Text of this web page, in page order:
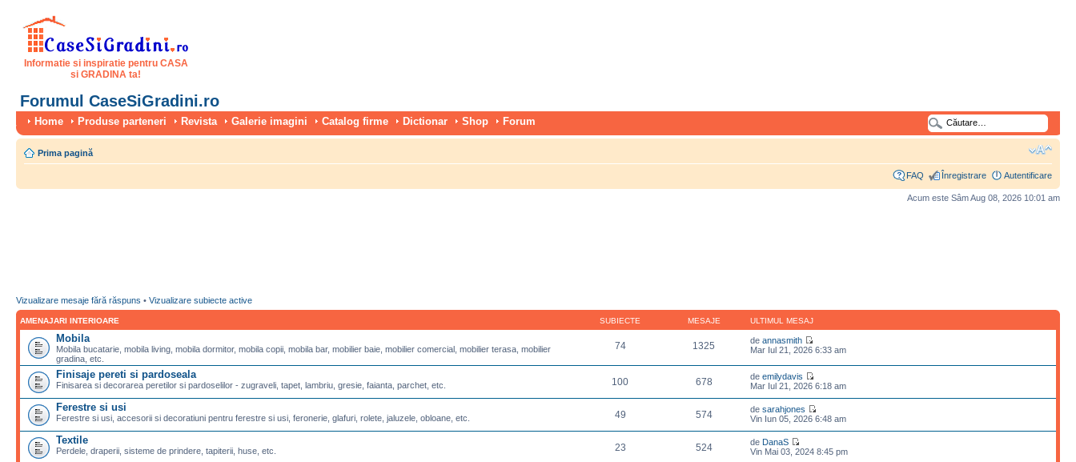
Informatie si inspiratie pentru CASA
si GRADINA ta!
Forumul CaseSiGradini.ro
Home Produse parteneri Revista Galerie imagini Catalog firme Dictionar Shop Forum
Prima pagină
FAQ Înregistrare Autentificare
Acum este Sâm Aug 08, 2026 10:01 am
Vizualizare mesaje fără răspuns • Vizualizare subiecte active
AMENAJARI INTERIOARE SUBIECTE MESAJE ULTIMUL MESAJ
Mobila
Mobila bucatarie, mobila living, mobila dormitor, mobila copii, mobila bar, mobilier baie, mobilier comercial, mobilier terasa, mobilier
gradina, etc.
74 1325 deannasmith
Mar Iul 21, 2026 6:33 am
Finisaje pereti si pardoseala
Finisarea si decorarea peretilor si pardoselilor - zugraveli, tapet, lambriu, gresie, faianta, parchet, etc. 100 678 deemilydavis
Mar Iul 21, 2026 6:18 am
Ferestre si usi
Ferestre si usi, accesorii si decoratiuni pentru ferestre si usi, feronerie, glafuri, rolete, jaluzele, obloane, etc. 49 574 desarahjones
Vin Iun 05, 2026 6:48 am
Textile
Perdele, draperii, sisteme de prindere, tapiterii, huse, etc. 23 524 de DanaS
Vin Mai 03, 2024 8:45 pm